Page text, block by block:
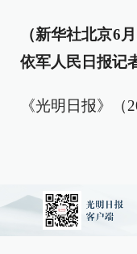
（新华社北京6
依军人民日报记
《光明日报》（